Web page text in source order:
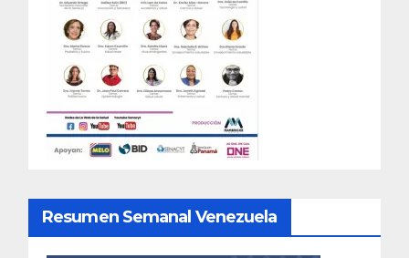
Resumen Semanal Venezuela